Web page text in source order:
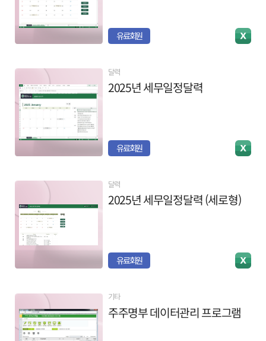
유료회원
달력
2025년 세무일정달력
유료회원
달력
2025년 세무일정달력 (세로형)
유료회원
기타
주주명부 데이터관리 프로그램